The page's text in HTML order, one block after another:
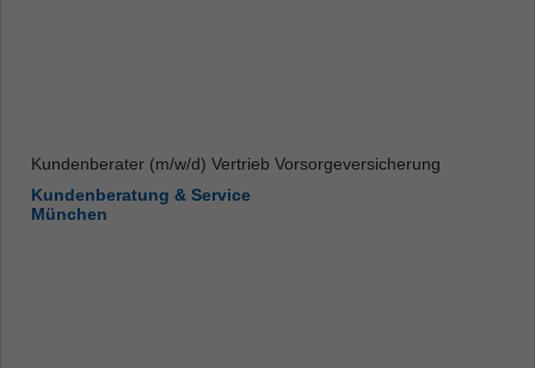
Kundenberater (m/w/d) Vertrieb Vorsorgeversicherung
Kundenberatung & Service
München